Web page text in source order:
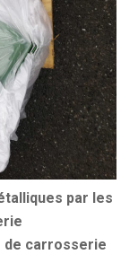
par les
de carrosserie